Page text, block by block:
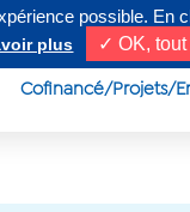
nous sur
Cofinancé/Projets/
possible. En
plus ✓ OK,